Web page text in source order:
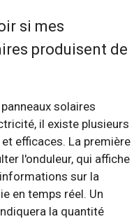
si mes
produisent de
solaires
il existe plusieurs
efficaces. La première
l'onduleur, qui affiche
sur la
en temps réel. Un
la quantité